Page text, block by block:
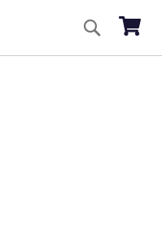
Mi
Buscar